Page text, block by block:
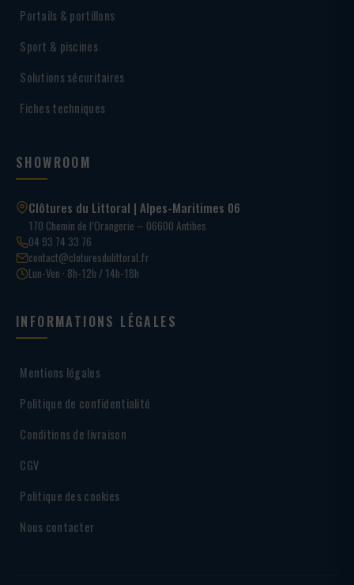
Portails & portillons
Sport & piscines
Solutions sécuritaires
Fiches techniques
SHOWROOM
Clôtures du Littoral | Alpes-Maritimes 06
170 Chemin de l’Orangerie – 06600 Antibes
04 93 74 33 76
contact@cloturesdulittoral.fr
Lun-Ven · 8h-12h / 14h-18h
INFORMATIONS LÉGALES
Mentions légales
Politique de confidentialité
Conditions de livraison
CGV
Politique des cookies
Nous contacter